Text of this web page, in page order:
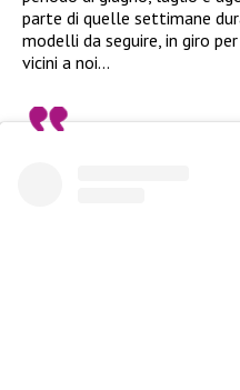
parte di quelle settimane
modelli da seguire, in giro
vicini a noi…